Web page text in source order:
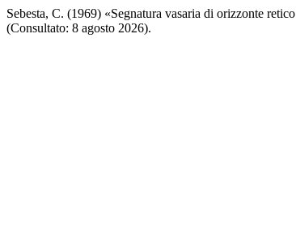
Sebesta, C. (1969) «Segnatura vasaria di orizzonte
(Consultato: 8 agosto 2026).